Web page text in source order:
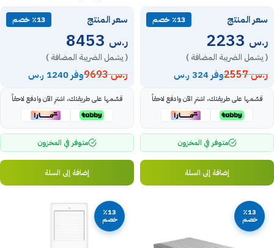
سعر المنتج ٪13 خصم
ر.س
( يشمل الضريبة المضافة )
ر.س2557 وفر 324 ر.س
قسّمها على طريقتك، اشترِ الآن وادفع لاحقاً
متوفر في المخزون
إضافة إلى السلة
سعر المنتج ٪13 خصم
ر.س
( يشمل الضريبة المضافة )
ر.س9693 وفر 1240 ر.س
قسّمها على طريقتك، اشترِ الآن وادفع لاحقاً
متوفر في المخزون
إضافة إلى السلة
٪13
خصم
٪13
خصم